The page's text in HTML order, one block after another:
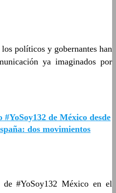
políticos y gobernantes han
ya imaginados por
de México desde
dos movimientos
#YoSoy132 México en el